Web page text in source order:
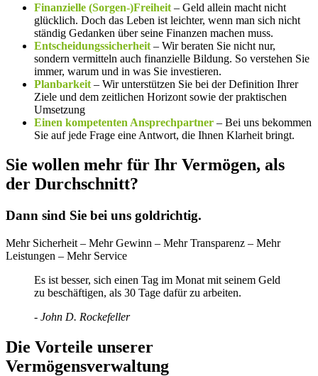
Finanzielle (Sorgen-)Freiheit – Geld allein macht nicht
glücklich. Doch das Leben ist leichter, wenn man sich nicht
ständig Gedanken über seine Finanzen machen muss.
Entscheidungssicherheit – Wir beraten Sie nicht nur,
sondern vermitteln auch finanzielle Bildung. So verstehen Sie
immer, warum und in was Sie investieren.
Planbarkeit – Wir unterstützen Sie bei der Definition Ihrer
Ziele und dem zeitlichen Horizont sowie der praktischen
Umsetzung
Einen kompetenten Ansprechpartner – Bei uns bekommen
Sie auf jede Frage eine Antwort, die Ihnen Klarheit bringt.
Sie wollen mehr für Ihr Vermögen, als
der Durchschnitt?
Dann sind Sie bei uns goldrichtig.
Mehr Sicherheit – Mehr Gewinn – Mehr Transparenz – Mehr
Leistungen – Mehr Service
Es ist besser, sich einen Tag im Monat mit seinem Geld
zu beschäftigen, als 30 Tage dafür zu arbeiten.
- John D. Rockefeller
Die Vorteile unserer
Vermögensverwaltung